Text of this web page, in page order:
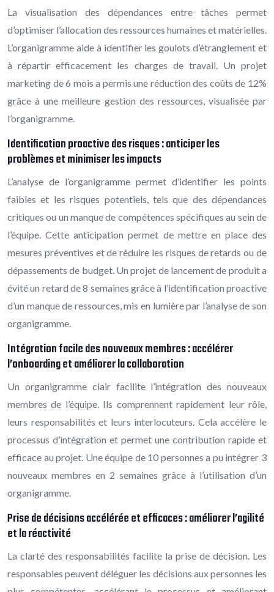
La visualisation des dépendances entre tâches permet
d’optimiser l’allocation des ressources humaines et matérielles.
L’organigramme aide à identifier les goulots d’étranglement et
à répartir efficacement les charges de travail. Un projet
marketing de 6 mois a permis une réduction des coûts de 12%
grâce à une meilleure gestion des ressources, visualisée par
l’organigramme.
Identification proactive des risques : anticiper les
problèmes et minimiser les impacts
L’analyse de l’organigramme permet d’identifier les points
faibles et les risques potentiels, tels que des dépendances
critiques ou un manque de compétences spécifiques au sein de
l’équipe. Cette anticipation permet de mettre en place des
mesures préventives et de réduire les risques de retards ou de
dépassements de budget. Un projet de lancement de produit a
évité un retard de 8 semaines grâce à l’identification proactive
d’un manque de ressources, mis en lumière par l’analyse de son
organigramme.
Intégration facile des nouveaux membres : accélérer
l’onboarding et améliorer la collaboration
Un organigramme clair facilite l’intégration des nouveaux
membres de l’équipe. Ils comprennent rapidement leur rôle,
leurs responsabilités et leurs interlocuteurs. Cela accélère le
processus d’intégration et permet une contribution rapide et
efficace au projet. Une équipe de 10 personnes a pu intégrer 3
nouveaux membres en 2 semaines grâce à l’utilisation d’un
organigramme.
Prise de décisions accélérée et efficaces : améliorer l’agilité
et la réactivité
La clarté des responsabilités facilite la prise de décision. Les
responsables peuvent déléguer les décisions aux personnes les